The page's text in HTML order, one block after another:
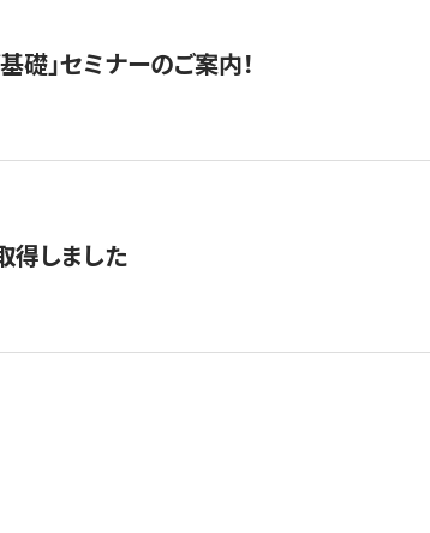
礎」セミナーのご案内！
得しました